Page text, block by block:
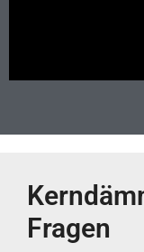
Fragen